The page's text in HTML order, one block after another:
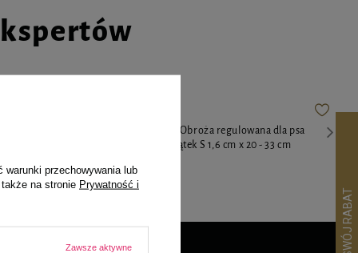
Dolina Noteci Obroża regulowana dla psa
Kwiatowy Zakątek S 1,6 cm x 20 - 33 cm
22,49 zł
warunki przechowywania lub
na stronie Prywatność i
Zawsze aktywne